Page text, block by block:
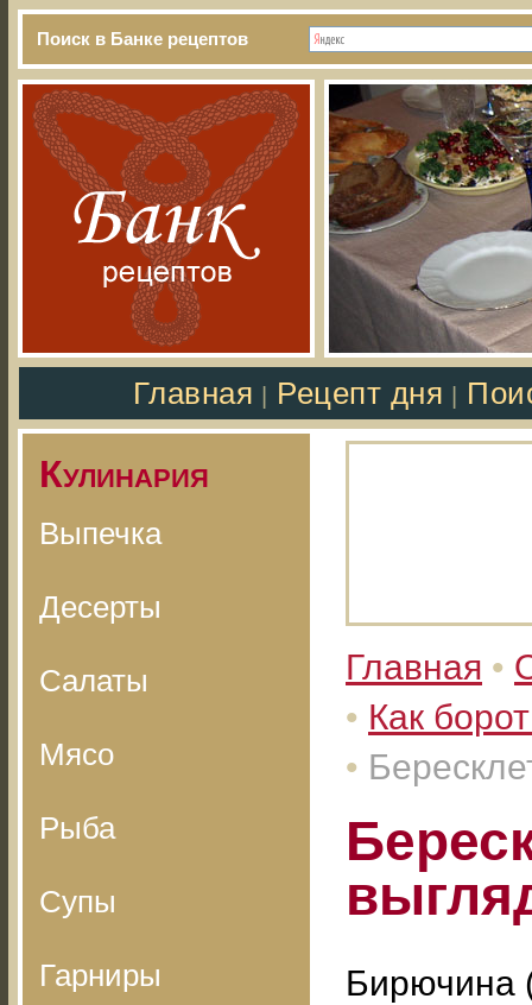
Поиск в Банке рецептов
Главная Рецепт дня
Кулинария
Выпечка
Десерты
Салаты
Мясо
Рыба
Супы
Гарниры
Главная •
• Как
•
Бирючина